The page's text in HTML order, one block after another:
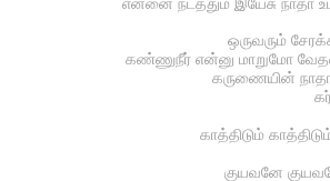
ஒருவரும்
கண்ணுநீர் என்னு மாறுமோ
கருணையின்
காத்திடும்
குயவனே